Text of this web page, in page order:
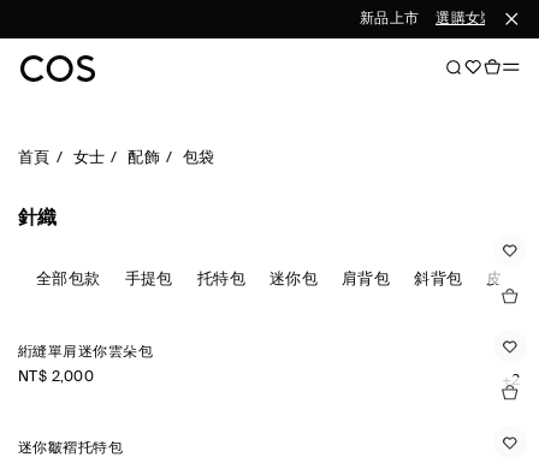
新品上市 選購女裝 選購
首頁 女士 配飾 包袋
針織
全部包款 手提包 托特包 迷你包 肩背包 斜背包 皮革
絎縫單肩迷你雲朵包
NT$ 2,000
+2
迷你皺褶托特包